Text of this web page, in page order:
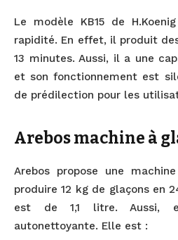
Le modèle KB15 de
rapidité. En effet, il produit
13 minutes. Aussi, il a une
et son fonctionnement est
de prédilection pour les
Arebos machine à
Arebos propose une
produire 12 kg de glaçons en
est de 1,1 litre. Aussi,
autonettoyante. Elle est :